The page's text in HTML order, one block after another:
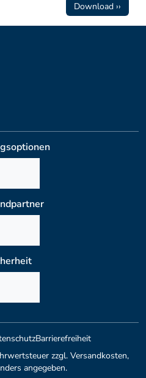
Download ››
Barrierefreiheit
zzgl. Versandkosten,
angegeben.